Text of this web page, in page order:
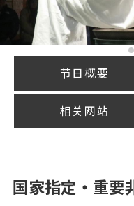
节日概要
相关网站
国家指定・重要